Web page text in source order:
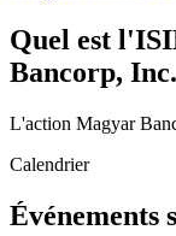
Quel est
Bancorp,
L'action Magyar
Calendrier